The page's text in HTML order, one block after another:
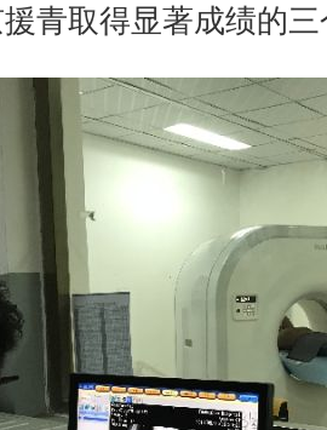
青取得显著成绩的